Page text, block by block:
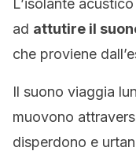
L’isolante
ad attutire il
che proviene
Il suono viaggia
muovono
disperdono e